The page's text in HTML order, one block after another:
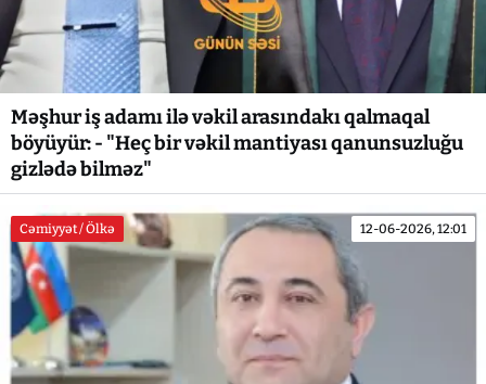
Məşhur iş adamı ilə vəkil arasındakı qalmaqal
böyüyür: - "Heç bir vəkil mantiyası qanunsuzluğu
gizlədə bilməz"
Cəmiyyət / Ölkə 12-06-2026, 12:01